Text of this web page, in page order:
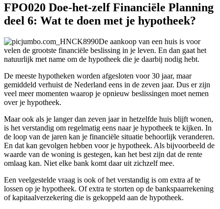
FPO020 Doe-het-zelf Financiële Planning
deel 6: Wat te doen met je hypotheek?
De aankoop van een huis is voor
velen de grootste financiële beslissing in je leven. En dan gaat het
natuurlijk met name om de hypotheek die je daarbij nodig hebt.
De meeste hypotheken worden afgesloten voor 30 jaar, maar
gemiddeld verhuist de Nederland eens in de zeven jaar. Dus er zijn
veel meer momenten waarop je opnieuw beslissingen moet nemen
over je hypotheek.
Maar ook als je langer dan zeven jaar in hetzelfde huis blijft wonen,
is het verstandig om regelmatig eens naar je hypotheek te kijken. In
de loop van de jaren kan je financiële situatie behoorlijk veranderen.
En dat kan gevolgen hebben voor je hypotheek. Als bijvoorbeeld de
waarde van de woning is gestegen, kan het best zijn dat de rente
omlaag kan. Niet elke bank komt daar uit zichzelf mee.
Een veelgestelde vraag is ook of het verstandig is om extra af te
lossen op je hypotheek. Of extra te storten op de bankspaarrekening
of kapitaalverzekering die is gekoppeld aan de hypotheek.